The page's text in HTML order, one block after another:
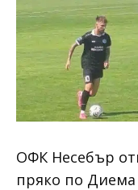
ОФК Несебър
пряко по Диема